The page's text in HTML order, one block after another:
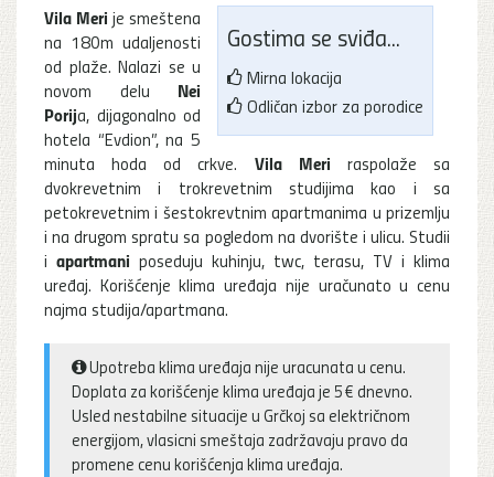
Gostima se sviđa...
Mirna lokacija
Odličan izbor za porodice
Vila Meri je smeštena
na 180m udaljenosti
od plaže. Nalazi se u
novom delu Nei
Porija, dijagonalno od
hotela “Evdion”, na 5
minuta hoda od crkve. Vila Meri raspolaže sa
dvokrevetnim i trokrevetnim studijima kao i sa
petokrevetnim i šestokrevtnim apartmanima u prizemlju
i na drugom spratu sa pogledom na dvorište i ulicu. Studii
i apartmani poseduju kuhinju, twc, terasu, TV i klima
uređaj. Korišćenje klima uređaja nije uračunato u cenu
najma studija/apartmana.
Upotreba klima uređaja nije uracunata u cenu.
Doplata za korišćenje klima uređaja je 5€ dnevno.
Usled nestabilne situacije u Grčkoj sa električnom
energijom, vlasicni smeštaja zadržavaju pravo da
promene cenu korišćenja klima uređaja.